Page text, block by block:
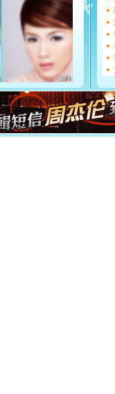
天都要快
[圣诞节]
如意,快
[元旦]
看
断电。
你是我
[元旦] 如
起；二是
离。水晶
[元旦]当
泣，这痛
卖了。水